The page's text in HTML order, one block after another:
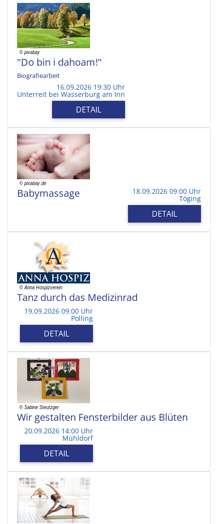
"Do bin i dahoam!"
Biografiearbeit
16.09.2026 19:30 Uhr
Unterreit bei Wasserburg am Inn
DETAIL
Babymassage 18.09.2026 09:00 Uhr
Töging
DETAIL
Tanz durch das Medizinrad
19.09.2026 09:00 Uhr
Polling
DETAIL
Wir gestalten Fensterbilder aus Blüten
20.09.2026 14:00 Uhr
Mühldorf
DETAIL